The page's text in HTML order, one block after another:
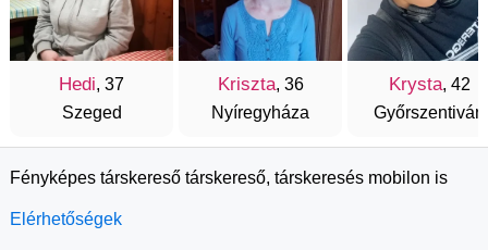
Hedi, 37
Szeged
Kriszta, 36
Nyíregyháza
Krysta, 42
Győrszentiván
Fényképes társkereső társkereső, társkeresés mobilon is
Elérhetőségek